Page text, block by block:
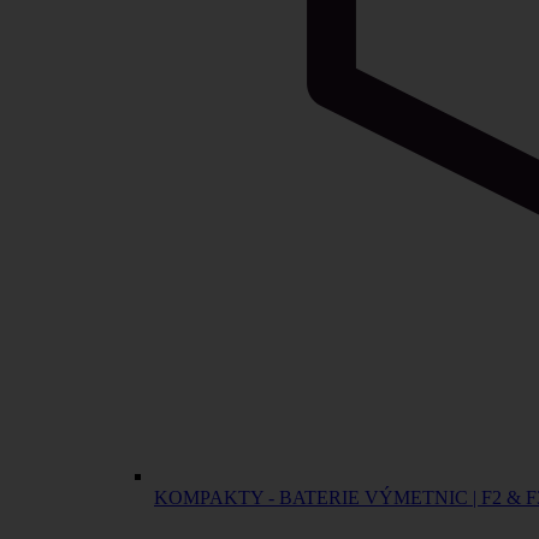
KOMPAKTY - BATERIE VÝMETNIC | F2 &